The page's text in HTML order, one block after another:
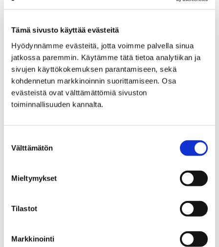
Tämä sivusto käyttää evästeitä
Hyödynnämme evästeitä, jotta voimme palvella sinua
jatkossa paremmin. Käytämme tätä tietoa analytiikan ja
sivujen käyttökokemuksen parantamiseen, sekä
kohdennetun markkinoinnin suorittamiseen. Osa
evästeistä ovat välttämättömiä sivuston
toiminnallisuuden kannalta.
valinta
Välttämätön
Mieltymykset
Tilastot
Markkinointi
Porin Matin kunnostus
Porin Matin kunnostus - 6
Etusivu